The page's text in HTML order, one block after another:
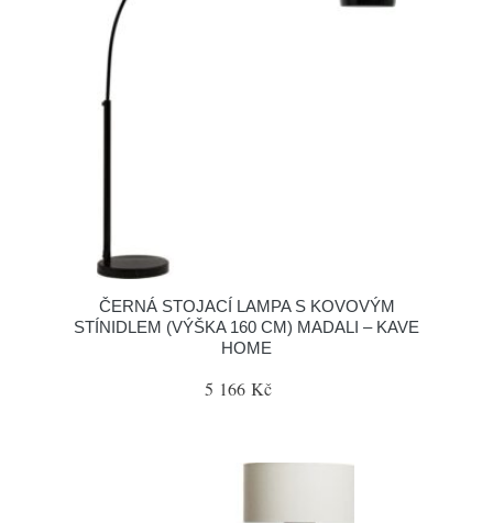
ČERNÁ STOJACÍ LAMPA S KOVOVÝM
STÍNIDLEM (VÝŠKA 160 CM) MADALI – KAVE
HOME
5 166 Kč